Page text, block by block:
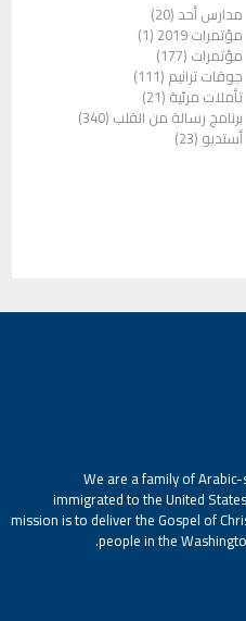
مدارس أحد (20)
مؤتمرات 2019 (1)
مؤتمرات (177)
جوقات ترانيم (111)
تأملات مرئية (21)
برنامج رسالة من القلب (340)
أستديو (23)
We are a family of
immigrated to the United
mission is to deliver the Gospel of
people in the